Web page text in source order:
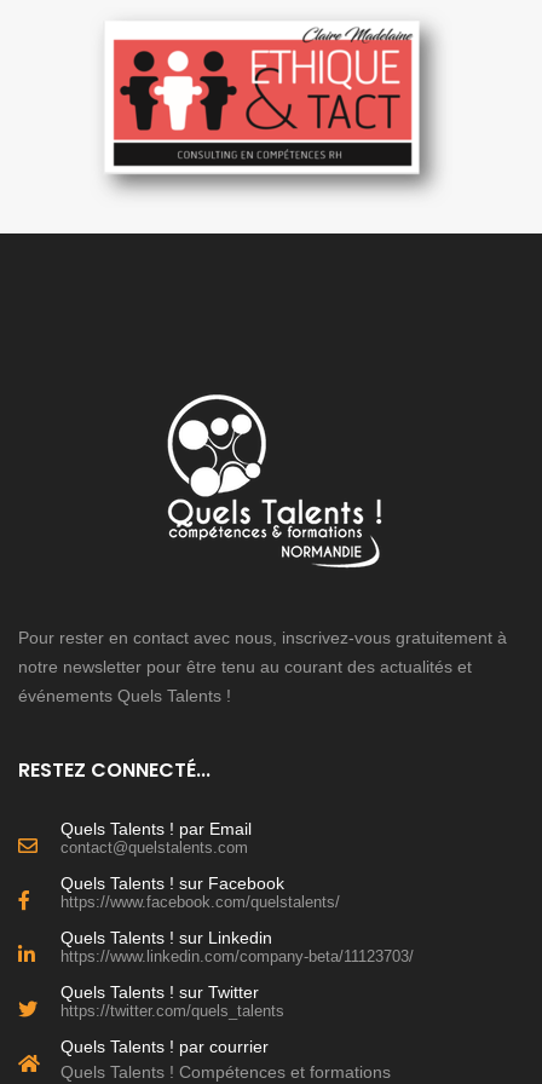
Pour rester en contact avec nous, inscrivez-vous gratuitement à
notre newsletter pour être tenu au courant des actualités et
événements Quels Talents !
RESTEZ CONNECTÉ...
Quels Talents ! par Email
contact@quelstalents.com
Quels Talents ! sur Facebook
https://www.facebook.com/quelstalents/
Quels Talents ! sur Linkedin
https://www.linkedin.com/company-beta/11123703/
Quels Talents ! sur Twitter
https://twitter.com/quels_talents
Quels Talents ! par courrier
Quels Talents ! Compétences et formations